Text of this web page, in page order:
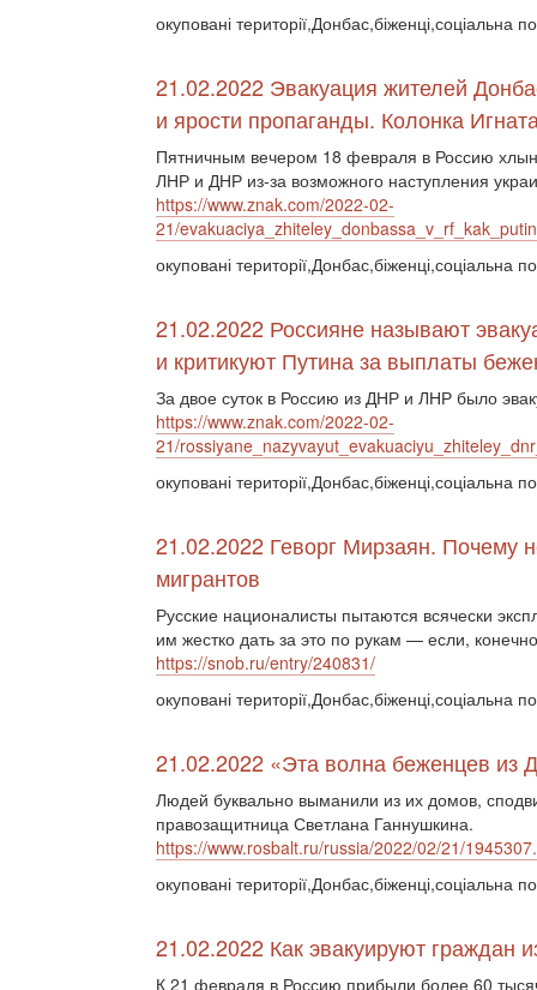
окуповані території,Донбас,біженці,соціальна
21.02.2022 Эвакуация жителей
и ярости пропаганды. Колонка
Пятничным вечером 18 февраля в Россию
ЛНР и ДНР из-за возможного наступления
https://www.znak.com/2022-02-
21/
окуповані території,Донбас,біженці,соціальна
21.02.2022 Россияне называют
и критикуют Путина за выплаты
За двое суток в Россию из ДНР и ЛНР было
https://www.znak.com/2022-02-
21/
окуповані території,Донбас,біженці,соціальна
21.02.2022 Геворг Мирзаян. Почему
мигрантов
Русские националисты пытаются всячески
им жестко дать за это по рукам — если,
https://snob.ru/entry/240831/
окуповані території,Донбас,біженці,соціальна
21.02.2022 «Эта волна беженцев
Людей буквально выманили из их домов,
правозащитница Светлана Ганнушкина.
https://www.rosbalt.ru/russia/2022/02/21/
окуповані території,Донбас,біженці,соціальна
21.02.2022 Как эвакуируют граждан
К 21 февраля в Россию прибыли более 60